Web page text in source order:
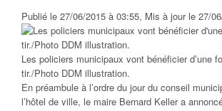
Publié le 27/06/2015 à 03:55, Mis à jour le 27/
Les policiers municipaux vont bénéficier d’une
tir./Photo DDM illustration.
En préambule à l’ordre du jour du conseil
l’hôtel de ville, le maire Bernard Keller a